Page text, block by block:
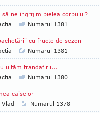
să ne îngrijim pielea corpului?
Numarul 1381
cu fructe de sezon
Numarul 1381
uităm trandafirii...
Numarul 1380
caiselor
Numarul 1378